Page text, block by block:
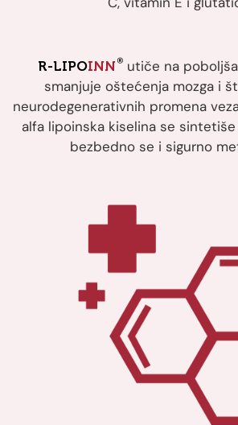
R-LIPOINN®utiče na
smanjuje oštećenja mozga i
neurodegenerativnih promena
alfa lipoinska kiselina se
bezbedno se i sigurno